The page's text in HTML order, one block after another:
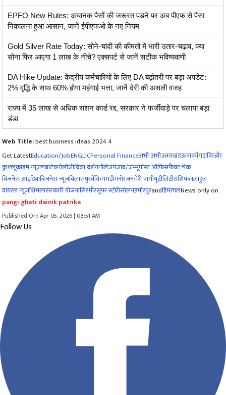
EPFO New Rules: अचानक पैसों की जरूरत पड़ने पर अब पीएफ से पैसा
निकालना हुआ आसान, जानें ईपीएफओ के नए नियम
Gold Silver Rate Today: सोने-चांदी की कीमतों में भारी उतार-चढ़ाव, क्या
सोना फिर आएगा 1 लाख के नीचे? एक्सपर्ट से जानें सटीक भविष्यवाणी
DA Hike Update: केंद्रीय कर्मचारियों के लिए DA बढ़ोतरी पर बड़ा अपडेट:
2% वृद्धि के साथ 60% होगा महंगाई भत्ता, जानें देरी की असली वजह
राज्य में 35 लाख से अधिक राशन कार्ड रद्द, सरकार ने फर्जीवाड़े पर चलाया बड़ा
डंडा
Web Title:best business ideas 2024 4
Get LatestEducation/JobENGLICPersonal Financeअभी-अभीउत्तराखंडऊनाकाँगड़ाकिन्नौर
कुल्लूक्राइम न्यूजचंबाटेक्नोलॉजीदिव्य दर्शननॉलेजपंजाब/जम्मूपोस्ट ऑफिसफ़ैक्ट चेक
बिजनेस आइडियाबिज़नेस न्यूज़बिलासपुरबैंकिंगमंडीमनोरंजनमेरी पांगीयूटीलिटीराशिफललाहुल
वायरल न्यूज़शिमलासरकारी योजनासिरमौरसुपर स्टोरीसोलनहमीरपुरandहिमाचलNews only on
pangi ghati dainik patrika
Published On: Apr 05, 2026 | 08:51 AM
Follow Us